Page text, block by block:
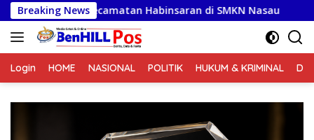
Langsung
ke
konten
Breaking News
Habinsaran di SMKN Nasau Bakti TNI untuk
Login HOME NASIONAL POLITIK HUKUM & KRIMINAL